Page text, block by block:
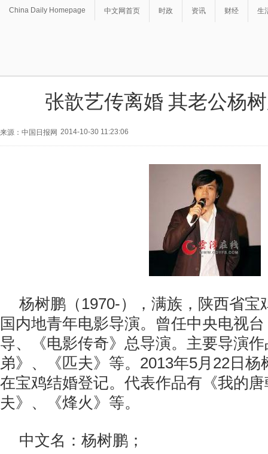
China Daily Homepage 中文网首页 时政 资讯 财经 生
张歆艺传离婚 其老公杨
来源：中国日报网 2014-10-30 11:23:06
杨树鹏（1970-），满族，陕西省宝
国内地青年电影导演。曾任中央电视
导、《电影传奇》总导演。主要导演
弟》、《匹夫》等。2013年5月22日杨
在宝鸡结婚登记。代表作品有《我的
夫》、《烽火》等。
中文名：杨树鹏；